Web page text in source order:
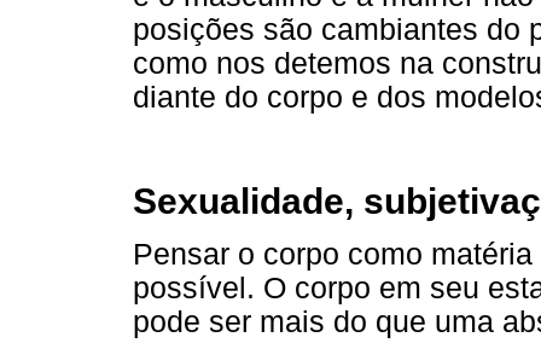
posições são cambiantes do
como nos detemos na
diante do corpo e dos
Sexualidade,
Pensar o corpo como
possível. O corpo em seu
pode ser mais do que uma